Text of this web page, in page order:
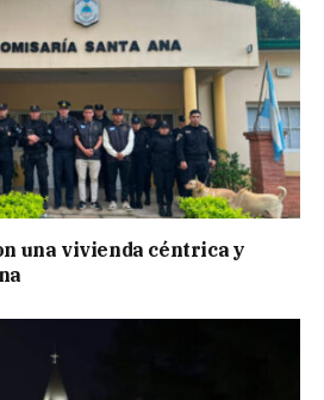
una vivienda céntrica y